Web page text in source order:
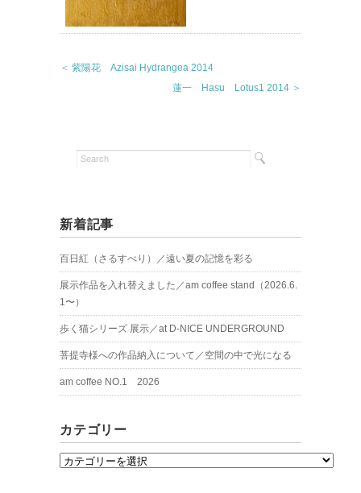
＜ 紫陽花 Azisai Hydrangea 2014
蓮一 Hasu Lotus1 2014 ＞
新着記事
百日紅（さるすべり）／遠い夏の記憶を彩る
展示作品を入れ替えました／am coffee stand（2026.6.
1〜）
歩く猫シリーズ 展示／at D-NICE UNDERGROUND
菩提寺様への作品納入について／空間の中で光になる
am coffee NO.1 2026
カテゴリー
カ